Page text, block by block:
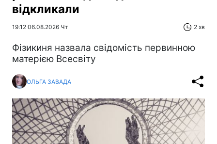
відкликали
19:12 06.08.2026 Чт 2 хв
Фізикиня назвала свідомість первинною
матерією Всесвіту
ОЛЬГА ЗАВАДА